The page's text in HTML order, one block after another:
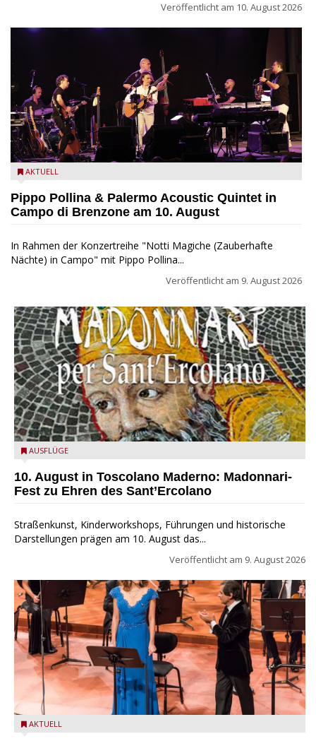
Veröffentlicht am 10. August 2026
Pippo Pollina im Konzert mit dem Palermo Acoustic Quintet
AKTUELL
Pippo Pollina & Palermo Acoustic Quintet in
Campo di Brenzone am 10. August
In Rahmen der Konzertreihe "Notti Magiche (Zauberhafte
Nächte) in Campo" mit Pippo Pollina...
Veröffentlicht am 9. August 2026
Toscolano Maderno: "Madonnari per Sant'Ercolano"
AUSFLÜGE
10. August in Toscolano Maderno: Madonnari-
Fest zu Ehren des Sant’Ercolano
Straßenkunst, Kinderworkshops, Führungen und historische
Darstellungen prägen am 10. August das...
Veröffentlicht am 9. August 2026
Estate Musicale del Garda: Salò ehrt Nino Rota
AKTUELL